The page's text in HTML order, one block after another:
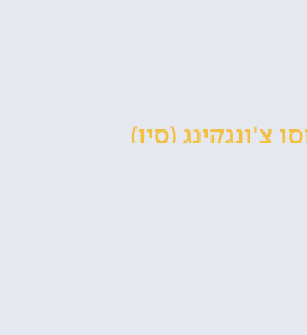
צ'ונגקינג (סין)